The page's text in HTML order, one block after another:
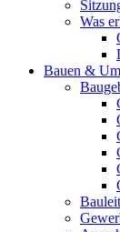
Was
Bauen &